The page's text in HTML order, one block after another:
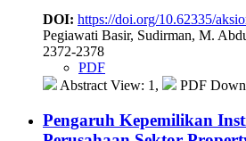
DOI: https://doi.org/10.62335/
Pegiawati Basir, Sudirman, M.
2372-2378
PDF
Abstract View: 1,
PDF
Pengaruh Kepemilikan